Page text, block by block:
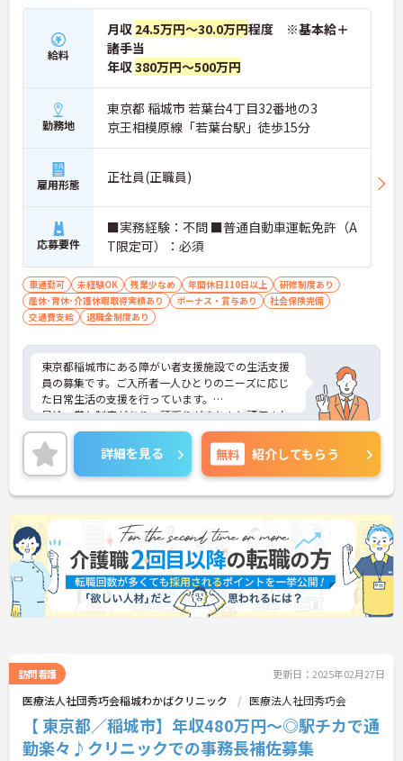
給料
月収 24.5万円～30.0万円程度 ※基本給＋
諸手当
年収380万円～500万円
勤務地
東京都 稲城市 若葉台4丁目32番地の3
京王相模原線「若葉台駅」徒歩15分
雇用形態 正社員(正職員)
応募要件
■実務経験：不問 ■普通自動車運転免許（A
T限定可）：必須
車通勤可 未経験OK 残業少なめ 年間休日110日以上
研修制度あり
産休･育休･介護休暇取得実績あり
ボーナス・賞与あり
社会保険完備
交通費支給
退職金制度あり
東京都稲城市にある障がい者支援施設での生活支援
員の募集です。ご入所者一人ひとりのニーズに応じ
た日常生活の支援を行っています。
昇給・賞与制度があり、頑張りがきちんと評価され
る職場です。
また、残業は少なめで、年間休日も113日ございま
すので予定も立てやすくオンオフのメリハリをつけ
て働くことが出来ます！
ご興味のある方には、面接対策ポイントなど、さら
に詳細をお話しいたしますのでお気軽にご相談くだ
さい！
詳細を見る 無料 紹介してもらう
訪問看護 更新日：2025年02月27日
医療法人社団秀巧会稲城わかばクリニック 医療法人社団秀巧会
【 東京都／稲城市】年収480万円～◎駅チカで通
勤楽々♪クリニックでの事務長補佐募集